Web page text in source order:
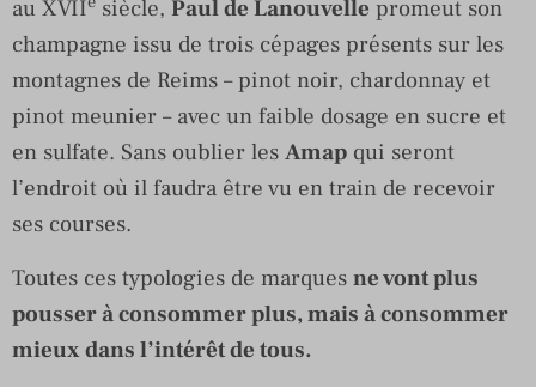
au XVII siècle, Paul de Lanouvelle promeut son
champagne issu de trois cépages présents sur les
montagnes de Reims – pinot noir, chardonnay et
pinot meunier – avec un faible dosage en sucre et
en sulfate. Sans oublier les Amap qui seront
l’endroit où il faudra être vu en train de recevoir
ses courses.
Toutes ces typologies de marques ne vont plus
pousser à consommer plus, mais à consommer
mieux dans l’intérêt de tous.